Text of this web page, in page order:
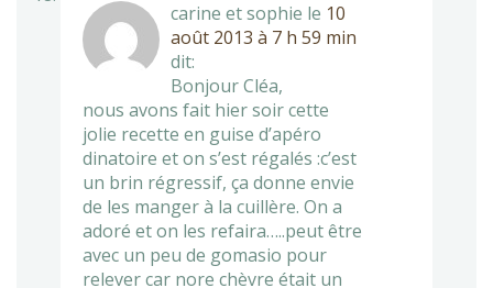
carine et sophie le 10
août 2013 à 7 h 59 min
dit:
Bonjour Cléa,
nous avons fait hier soir cette
jolie recette en guise d’apéro
dinatoire et on s’est régalés :c’est
un brin régressif, ça donne envie
de les manger à la cuillère. On a
adoré et on les refaira…..peut être
avec un peu de gomasio pour
relever car nore chèvre était un